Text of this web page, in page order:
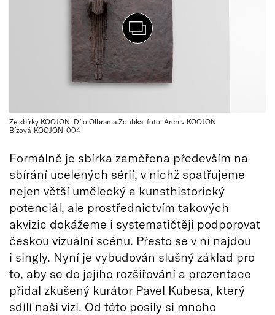
Ze sbírky KOOJON: Dílo Olbrama Zoubka, foto: Archiv KOOJON
Bízová-KOOJON-004
Formálně je sbírka zaměřena především na
sbírání ucelených sérií, v nichž spatřujeme
nejen větší umělecký a kunsthistorický
potenciál, ale prostřednictvím takových
akvizic dokážeme i systematičtěji podporovat
českou vizuální scénu. Přesto se v ní najdou
i singly. Nyní je vybudován slušný základ pro
to, aby se do jejího rozšiřování a prezentace
přidal zkušený kurátor Pavel Kubesa, který
sdílí naši vizi. Od této posily si mnoho